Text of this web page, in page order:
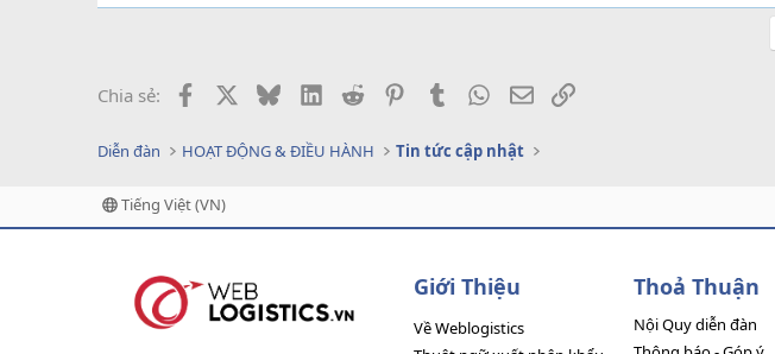
Chia sẻ: Facebook BlueskyLinkedIn
Reddit PinterestTumblr WhatsApp
EmailLink
Diễn đàn HOẠT ĐỘNG & ĐIỀU HÀNH Tin tức cập nhật
Tiếng Việt (VN)
Giới Thiệu
Về Weblogistics
Thoả Thuận
Nội Quy diễn đàn